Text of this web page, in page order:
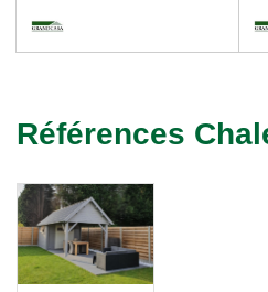
Références